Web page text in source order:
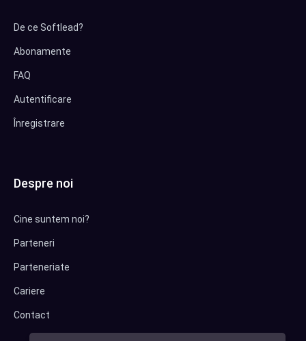
De ce Softlead?
Abonamente
FAQ
Autentificare
Înregistrare
Despre noi
Cine suntem noi?
Parteneri
Parteneriate
Cariere
Contact